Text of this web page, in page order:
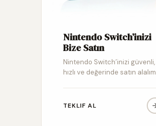
Nintendo Switch’inizi
Bize Satın
Nintendo Switch’inizi güvenli,
hızlı ve değerinde satın alalım
TEKLIF AL